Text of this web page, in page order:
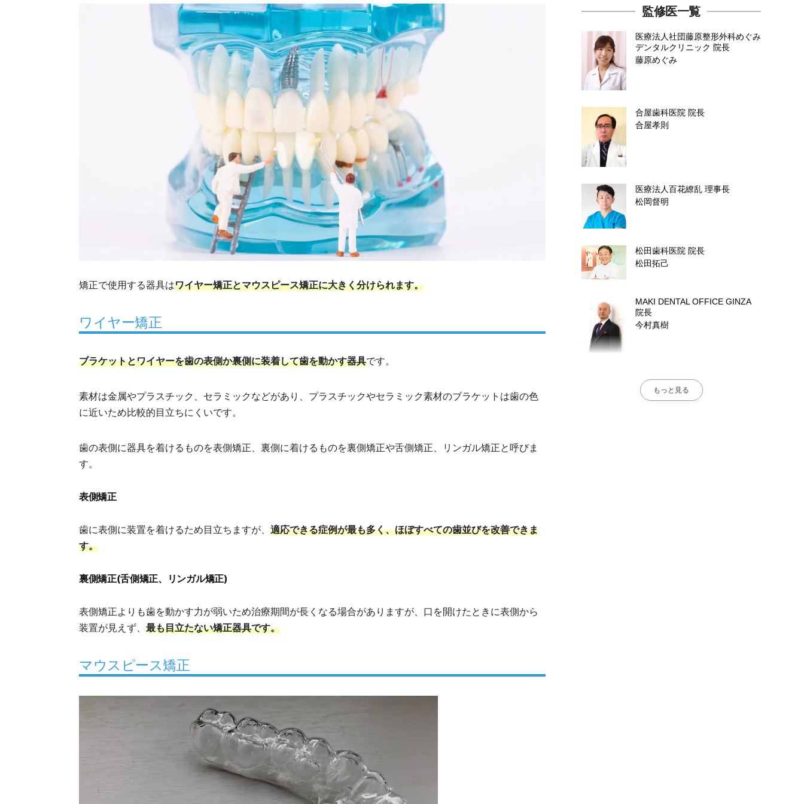
矯正で使用する器具はワイヤー矯正とマウスピース矯正に大きく分けられます。
ワイヤー矯正
ブラケットとワイヤーを歯の表側か裏側に装着して歯を動かす器具です。
素材は金属やプラスチック、セラミックなどがあり、プラスチックやセラミック素材のブラケットは歯の色
に近いため比較的目立ちにくいです。
歯の表側に器具を着けるものを表側矯正、裏側に着けるものを裏側矯正や舌側矯正、リンガル矯正と呼びま
す。
表側矯正
歯に表側に装置を着けるため目立ちますが、 適応できる症例が最も多く、ほぼすべての歯並びを改善できま
す。
裏側矯正(舌側矯正、リンガル矯正)
表側矯正よりも歯を動かす力が弱いため治療期間が長くなる場合がありますが、口を開けたときに表側から
装置が見えず、 最も目立たない矯正器具です。
マウスピース矯正
監修医一覧
医療法人社団藤原整形外科めぐみ
デンタルクリニック 院長
藤原めぐみ
合屋歯科医院 院長
合屋孝則
医療法人百花繚乱 理事長
松岡督明
松田歯科医院 院長
松田拓己
MAKI DENTAL OFFICE GINZA
院長
今村真樹
もっと見る